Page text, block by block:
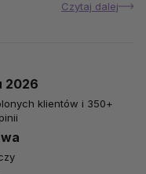
Czytaj dalej
2026
klientów i 350+